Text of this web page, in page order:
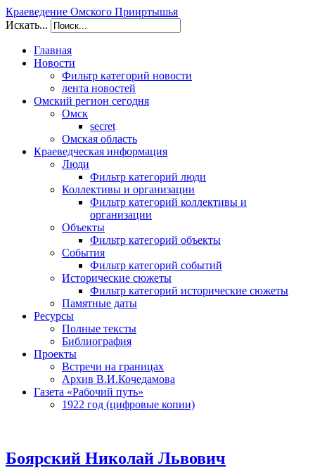
Краеведение Омского Прииртышья
Искать...
Главная
Новости
Фильтр категорий новости
лента новостей
Омский регион сегодня
Омск
secret
Омская область
Краеведческая информация
Люди
Фильтр категорий люди
Коллективы и организации
Фильтр категорий коллективы и
организации
Объекты
Фильтр категорий объекты
События
Фильтр категорий событий
Исторические сюжеты
Фильтр категорий исторические сюжеты
Памятные даты
Ресурсы
Полные тексты
Библиография
Проекты
Встречи на границах
Архив В.И.Кочедамова
Газета «Рабочий путь»
1922 год (цифровые копии)
Боярский Николай Львович